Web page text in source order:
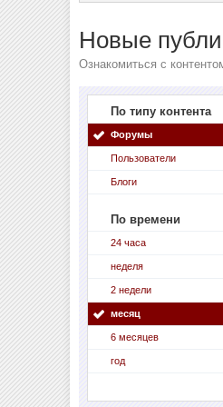
Новые
Ознакомиться с
По типу контента
Форумы
Пользователи
Блоги
По времени
24 часа
неделя
2 недели
месяц
6 месяцев
год